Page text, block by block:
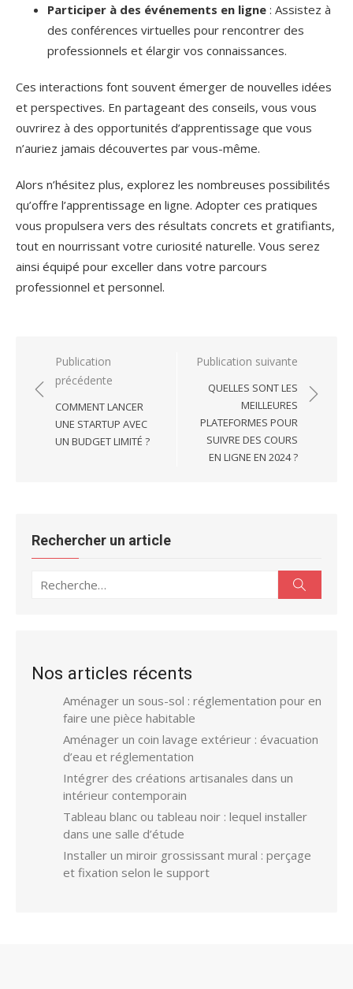
Participer à des événements en ligne : Assistez à
des conférences virtuelles pour rencontrer des
professionnels et élargir vos connaissances.
Ces interactions font souvent émerger de nouvelles idées
et perspectives. En partageant des conseils, vous vous
ouvrirez à des opportunités d’apprentissage que vous
n’auriez jamais découvertes par vous-même.
Alors n’hésitez plus, explorez les nombreuses possibilités
qu’offre l’apprentissage en ligne. Adopter ces pratiques
vous propulsera vers des résultats concrets et gratifiants,
tout en nourrissant votre curiosité naturelle. Vous serez
ainsi équipé pour exceller dans votre parcours
professionnel et personnel.
Navigation
de
l’article
Publication
précédente
COMMENT LANCER
UNE STARTUP AVEC
UN BUDGET LIMITÉ ?
Publication suivante
QUELLES SONT LES
MEILLEURES
PLATEFORMES POUR
SUIVRE DES COURS
EN LIGNE EN 2024 ?
Rechercher un article
Recherche
Nos articles récents
Aménager un sous-sol : réglementation pour en
faire une pièce habitable
Aménager un coin lavage extérieur : évacuation
d’eau et réglementation
Intégrer des créations artisanales dans un
intérieur contemporain
Tableau blanc ou tableau noir : lequel installer
dans une salle d’étude
Installer un miroir grossissant mural : perçage
et fixation selon le support